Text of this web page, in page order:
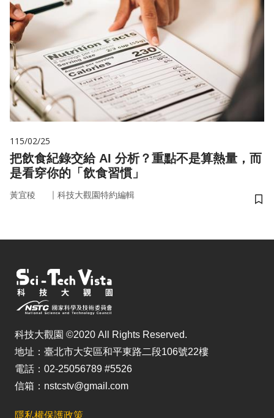
115/02/25
把飲食紀錄交給 AI 分析？重點不是算熱量，而
是看穿你的「飲食習慣」
黃宜稜 ｜ 科技大觀園特約編輯
儲
科技大觀園 ©2020 All Rights Reserved.
地址：臺北市大安區和平東路二段106號22樓
電話：02-25056789 #5526
信箱：nstcstv@gmail.com
隱私權保護政策